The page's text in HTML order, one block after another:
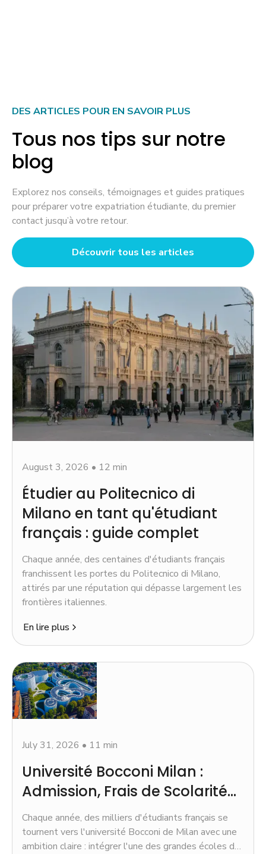
DES ARTICLES POUR EN SAVOIR PLUS
Tous nos tips sur notre
blog
Découvrir tous les articles
Explorez nos conseils, témoignages et guides pratiques
pour préparer votre expatriation étudiante, du premier
contact jusqu’à votre retour.
August 3, 2026 • 12 min
Étudier au Politecnico di
Milano en tant qu'étudiant
français : guide complet
Chaque année, des centaines d'étudiants français
franchissent les portes du Politecnico di Milano,
attirés par une réputation qui dépasse largement les
frontières italiennes.
En lire plus
July 31, 2026 • 11 min
Université Bocconi Milan :
Admission, Frais de Scolarité
et Conseils Pratiques
Chaque année, des milliers d'étudiants français se
tournent vers l'université Bocconi de Milan avec une
ambition claire : intégrer l'une des grandes écoles de